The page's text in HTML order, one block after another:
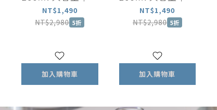
質調
NT$1,490
NT$2,980 5折
加入購物車
質花香調
NT$1,490
NT$2,980 5折
加入購物車